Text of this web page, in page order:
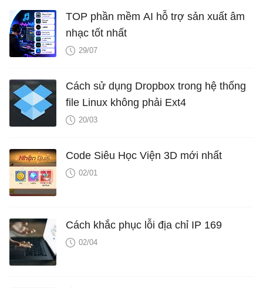
TOP phần mềm AI hỗ trợ sản xuất âm
nhạc tốt nhất
29/07
Cách sử dụng Dropbox trong hệ thống
file Linux không phải Ext4
20/03
Code Siêu Học Viện 3D mới nhất
02/01
Cách khắc phục lỗi địa chỉ IP 169
02/04